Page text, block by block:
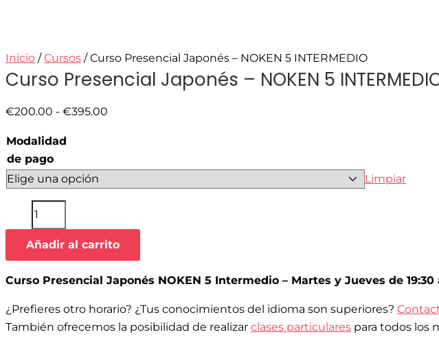
Inicio /Cursos / Curso Presencial Japonés – NOKEN 5 INTERMEDIO
Curso Presencial Japonés – NOKEN 5
€200.00 - €395.00
Modalidad
de pago
Limpiar
Añadir al carrito
Curso Presencial Japonés NOKEN 5 Intermedio – Martes y Jueves de 19:30
¿Prefieres otro horario? ¿Tus conocimientos del idioma son superiores?
También ofrecemos la posibilidad de realizar clases particulares para todos los